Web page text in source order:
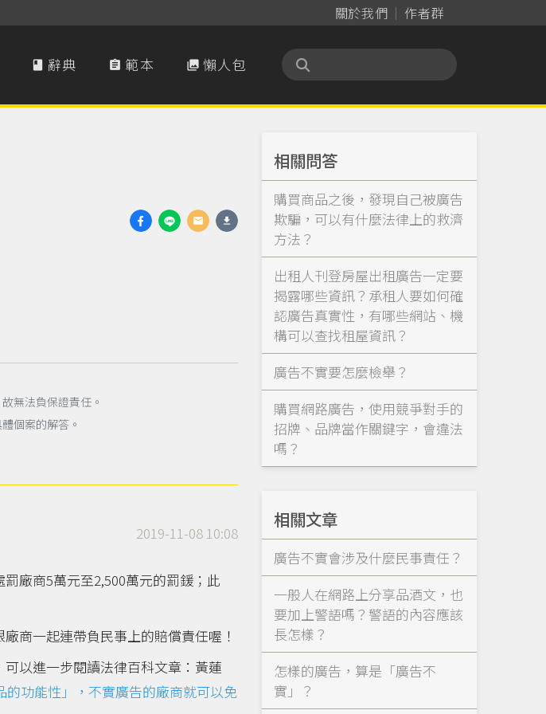
關於我們 作者群
 辭典  範本  懶人包
無法負保證責任。
個案的解答。
2019-11-08 10:08
廠商5萬元至2,500萬元的罰鍰；此
商一起連帶負民事上的賠償責任喔！
以進一步閱讀法律百科文章：黃蓮
功能性」，不實廣告的廠商就可以免
相關問答
購買商品之後，發現自己被廣告
欺騙，可以有什麼法律上的救濟
方法？
出租人刊登房屋出租廣告一定要
揭露哪些資訊？承租人要如何確
認廣告真實性，有哪些網站、機
構可以查找租屋資訊？
廣告不實要怎麼檢舉？
購買網路廣告，使用競爭對手的
招牌、品牌當作關鍵字，會違法
嗎？
相關文章
廣告不實會涉及什麼民事責任？
一般人在網路上分享品酒文，也
要加上警語嗎？警語的內容應該
長怎樣？
怎樣的廣告，算是「廣告不
實」？